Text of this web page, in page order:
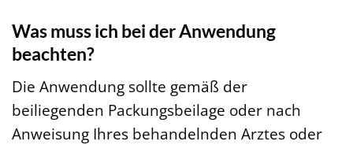
Was muss ich bei der Anwendung
beachten?
Die Anwendung sollte gemäß der
beiliegenden Packungsbeilage oder nach
Anweisung Ihres behandelnden Arztes oder